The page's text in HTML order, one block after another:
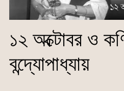
১২ অক্টোবর ও
বন্দ্যোপাধ্যায়